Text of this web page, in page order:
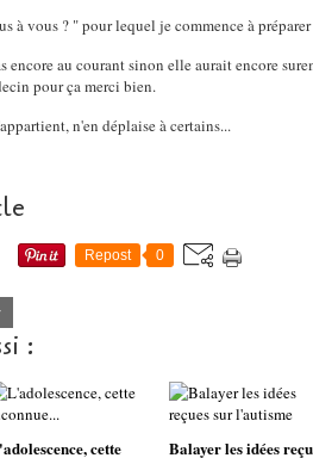
à vous ? " pour lequel je commence à préparer
encore au courant sinon elle aurait encore
pour ça merci bien.
n'en déplaise à certains...
Repost 0
:
cette
Balayer les idées